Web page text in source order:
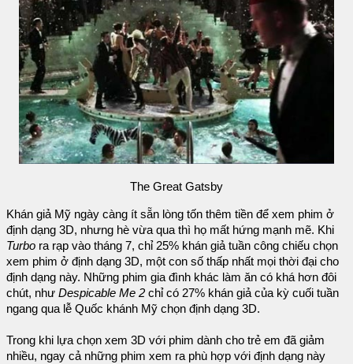
The Great Gatsby
Khán giả Mỹ ngày càng ít sẵn lòng tốn thêm tiền để xem phim ở
định dạng 3D, nhưng hè vừa qua thì họ mất hứng mạnh mẽ. Khi
Turbo ra rạp vào tháng 7, chỉ 25% khán giả tuần công chiếu chọn
xem phim ở định dạng 3D, một con số thấp nhất mọi thời đại cho
định dạng này. Những phim gia đình khác làm ăn có khá hơn đôi
chút, như Despicable Me 2 chỉ có 27% khán giả của kỳ cuối tuần
ngang qua lễ Quốc khánh Mỹ chọn định dạng 3D.
Trong khi lựa chọn xem 3D với phim dành cho trẻ em đã giảm
nhiều, ngay cả những phim xem ra phù hợp với định dạng này